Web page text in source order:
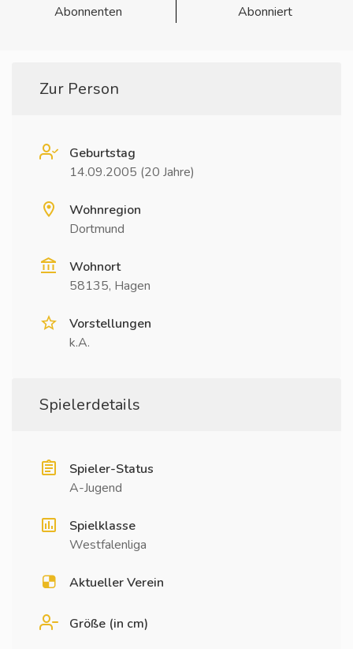
Abonnenten
Abonniert
Zur Person
Geburtstag
14.09.2005 (20 Jahre)
Wohnregion
Dortmund
Wohnort
58135, Hagen
Vorstellungen
k.A.
Spielerdetails
Spieler-Status
A-Jugend
Spielklasse
Westfalenliga
Aktueller Verein
Größe (in cm)